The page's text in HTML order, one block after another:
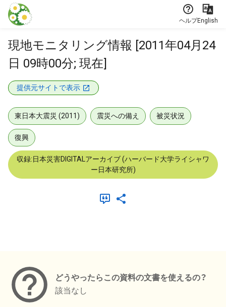
本文に飛ぶ
ヘルプEnglish
現地モニタリング情報 [2011年04月24
日 09時00分; 現在]
提供元サイトで表示
東日本大震災 (2011) 震災への備え 被災状況
復興
収録:日本災害DIGITALアーカイブ (ハーバード大学ライシャワ
ー日本研究所)
どうやったらこの資料の文書を使えるの？
該当なし